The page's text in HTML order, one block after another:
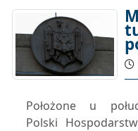
Położone u
Polski